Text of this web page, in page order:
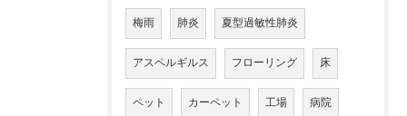
梅雨 肺炎 夏型過敏性肺炎
アスペルギルス フローリング 床
ペット カーペット 工場 病院